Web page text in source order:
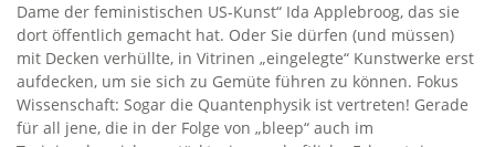
Dame der feministischen US-Kunst“ Ida Applebroog, das sie
dort öffentlich gemacht hat. Oder Sie dürfen (und müssen)
mit Decken verhüllte, in Vitrinen „eingelegte“ Kunstwerke erst
aufdecken, um sie sich zu Gemüte führen zu können. Fokus
Wissenschaft: Sogar die Quantenphysik ist vertreten! Gerade
für all jene, die in der Folge von „bleep“ auch im